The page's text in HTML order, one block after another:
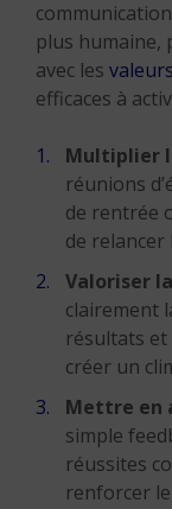
plus humaine,
avec les valeurs
efficaces à
Multiplier
réunions
de rentrée
de relancer
Valoriser
clairement
résultats
créer un
Mettre en
simple
réussites
renforcer